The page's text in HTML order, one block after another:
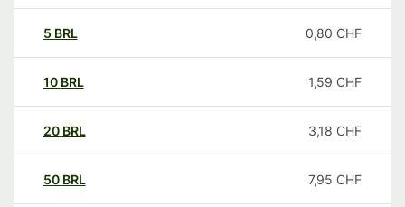
5 BRL 0,80 CHF
10 BRL 1,59 CHF
20 BRL 3,18 CHF
50 BRL 7,95 CHF